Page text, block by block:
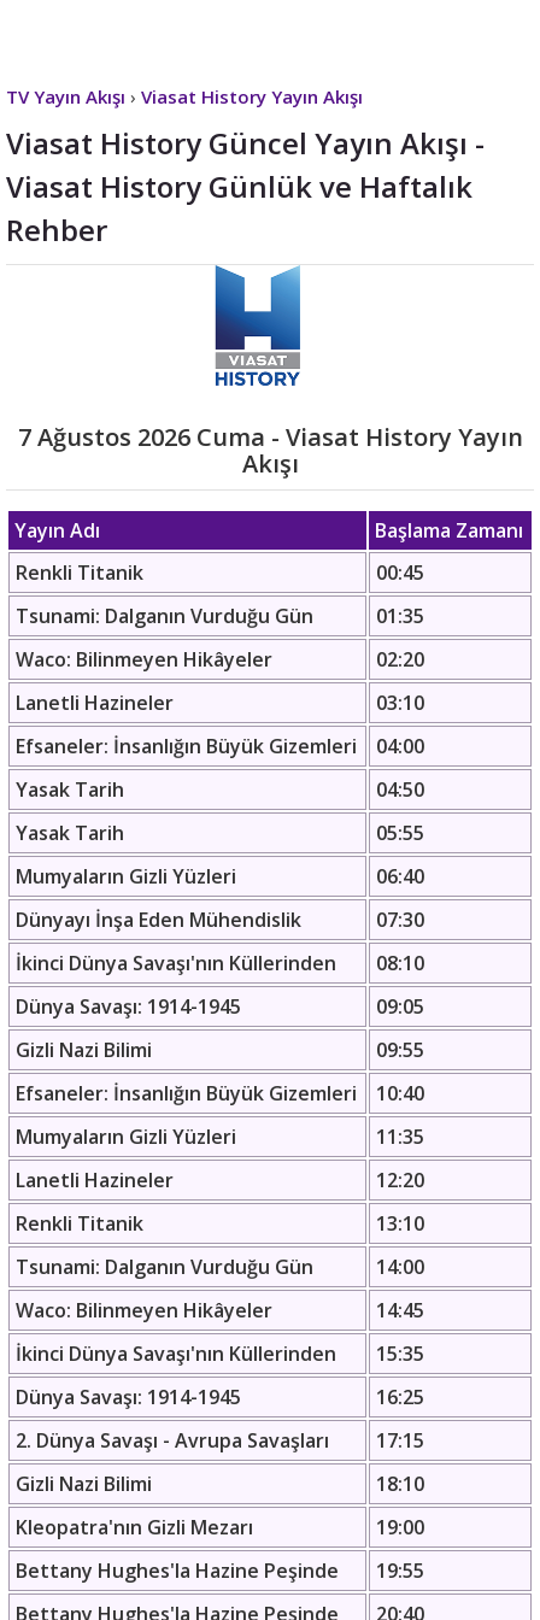
TV Yayın Akışı › Viasat History Yayın Akışı
Viasat History Güncel Yayın Akışı -
Viasat History Günlük ve Haftalık
Rehber
7 Ağustos 2026 Cuma - Viasat History Yayın
Akışı
Yayın Adı
Başlama Zamanı
Renkli Titanik
00:45
Tsunami: Dalganın Vurduğu Gün
01:35
Waco: Bilinmeyen Hikâyeler
02:20
Lanetli Hazineler
03:10
Efsaneler: İnsanlığın Büyük Gizemleri
04:00
Yasak Tarih
04:50
Yasak Tarih
05:55
Mumyaların Gizli Yüzleri
06:40
Dünyayı İnşa Eden Mühendislik
07:30
İkinci Dünya Savaşı'nın Küllerinden
08:10
Dünya Savaşı: 1914-1945
09:05
Gizli Nazi Bilimi
09:55
Efsaneler: İnsanlığın Büyük Gizemleri
10:40
Mumyaların Gizli Yüzleri
11:35
Lanetli Hazineler
12:20
Renkli Titanik
13:10
Tsunami: Dalganın Vurduğu Gün
14:00
Waco: Bilinmeyen Hikâyeler
14:45
İkinci Dünya Savaşı'nın Küllerinden
15:35
Dünya Savaşı: 1914-1945
16:25
2. Dünya Savaşı - Avrupa Savaşları
17:15
Gizli Nazi Bilimi
18:10
Kleopatra'nın Gizli Mezarı
19:00
Bettany Hughes'la Hazine Peşinde
19:55
Bettany Hughes'la Hazine Peşinde
20:40